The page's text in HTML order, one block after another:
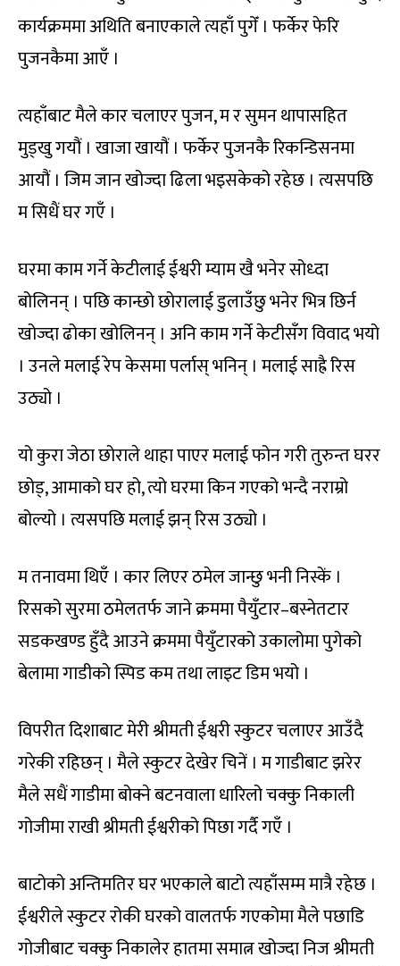
कार्यक्रममा अथिति बनाएकाले त्यहाँ पुगेँ । फर्केर फेरि
पुजनकैमा आएँ ।
त्यहाँबाट मैले कार चलाएर पुजन, म र सुमन थापासहित
मुड्खु गयौं । खाजा खायौं । फर्केर पुजनकै रिकन्डिसनमा
आयौं । जिम जान खोज्दा ढिला भइसकेको रहेछ । त्यसपछि
म सिधैं घर गएँ ।
घरमा काम गर्ने केटीलाई ईश्वरी म्याम खै भनेर सोध्दा
बोलिनन् । पछि कान्छो छोरालाई डुलाउँछु भनेर भित्र छिर्न
खोज्दा ढोका खोलिनन् । अनि काम गर्ने केटीसँग विवाद भयो
। उनले मलाई रेप केसमा पर्लास् भनिन् । मलाई साह्रै रिस
उठ्यो ।
यो कुरा जेठा छोराले थाहा पाएर मलाई फोन गरी तुरुन्त घरर
छोड्, आमाको घर हो, त्यो घरमा किन गएको भन्दै नराम्रो
बोल्यो । त्यसपछि मलाई झन् रिस उठ्यो ।
म तनावमा थिएँ । कार लिएर ठमेल जान्छु भनी निस्कें ।
रिसको सुरमा ठमेलतर्फ जाने क्रममा पैयुँटार–बस्नेतटार
सडकखण्ड हुँदै आउने क्रममा पैयुँटारको उकालोमा पुगेको
बेलामा गाडीको स्पिड कम तथा लाइट डिम भयो ।
विपरीत दिशाबाट मेरी श्रीमती ईश्वरी स्कुटर चलाएर आउँदै
गरेकी रहिछन् । मैले स्कुटर देखेर चिनें । म गाडीबाट झरेर
मैले सधैं गाडीमा बोक्ने बटनवाला धारिलो चक्कु निकाली
गोजीमा राखी श्रीमती ईश्वरीको पिछा गर्दै गएँ ।
बाटोको अन्तिमतिर घर भएकाले बाटो त्यहाँसम्म मात्रै रहेछ ।
ईश्वरीले स्कुटर रोकी घरको वालतर्फ गएकोमा मैले पछाडि
गोजीबाट चक्कु निकालेर हातमा समात्न खोज्दा निज श्रीमती